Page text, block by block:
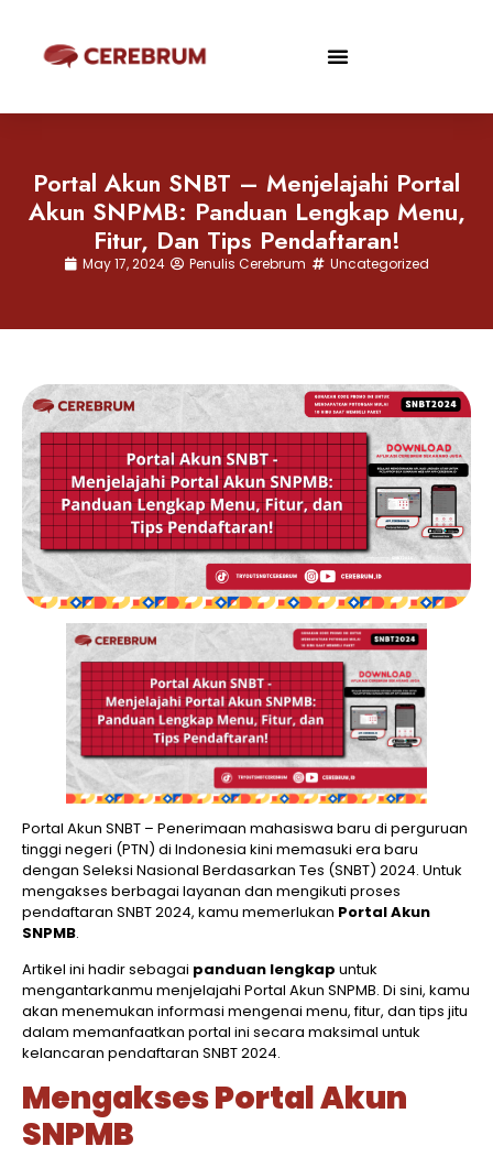
Portal Akun SNBT – Menjelajahi Portal
Akun SNPMB: Panduan Lengkap Menu,
Fitur, Dan Tips Pendaftaran!
May 17, 2024 Penulis Cerebrum Uncategorized
Portal Akun SNBT – Penerimaan mahasiswa baru di perguruan
tinggi negeri (PTN) di Indonesia kini memasuki era baru
dengan Seleksi Nasional Berdasarkan Tes (SNBT) 2024. Untuk
mengakses berbagai layanan dan mengikuti proses
pendaftaran SNBT 2024, kamu memerlukan Portal Akun
SNPMB.
Artikel ini hadir sebagai panduan lengkap untuk
mengantarkanmu menjelajahi Portal Akun SNPMB. Di sini, kamu
akan menemukan informasi mengenai menu, fitur, dan tips jitu
dalam memanfaatkan portal ini secara maksimal untuk
kelancaran pendaftaran SNBT 2024.
Mengakses Portal Akun
SNPMB